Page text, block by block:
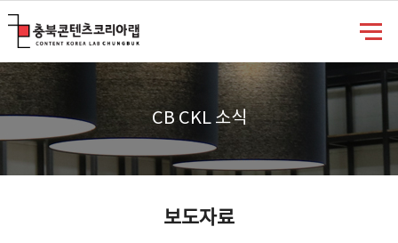
CB CKL 소식
보도자료